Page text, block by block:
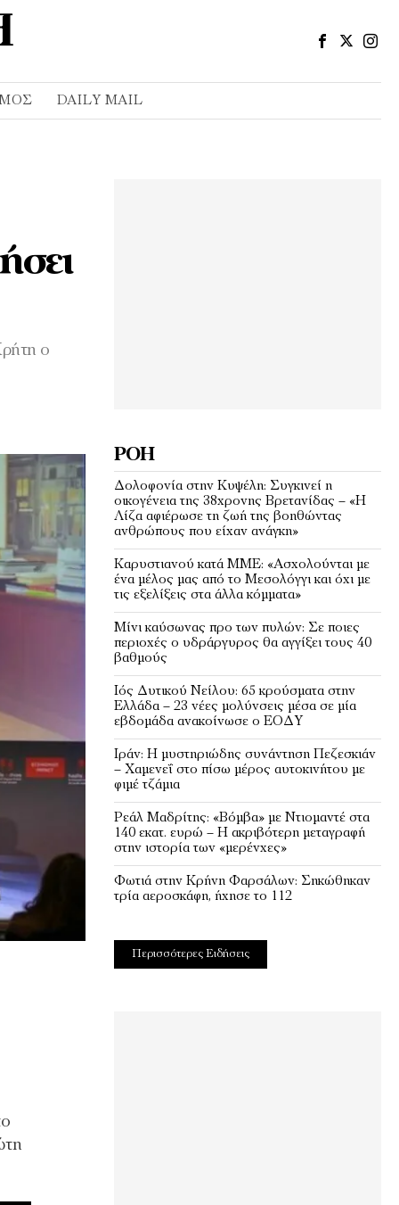
DAILY MAIL
ο
ΡΟΉ
Δολοφονία στην Κυψέλη: Συγκινεί η
οικογένεια της 38χρονης Βρετανίδας – «Η
Λίζα αφιέρωσε τη ζωή της βοηθώντας
ανθρώπους που είχαν ανάγκη»
Καρυστιανού κατά ΜΜΕ: «Ασχολούνται με
ένα μέλος μας από το Μεσολόγγι και όχι με
τις εξελίξεις στα άλλα κόμματα»
Μίνι καύσωνας προ των πυλών: Σε ποιες
περιοχές ο υδράργυρος θα αγγίξει τους 40
βαθμούς
Ιός Δυτικού Νείλου: 65 κρούσματα στην
Ελλάδα – 23 νέες μολύνσεις μέσα σε μία
εβδομάδα ανακοίνωσε ο ΕΟΔΥ
Ιράν: Η μυστηριώδης συνάντηση Πεζεσκιάν
– Χαμενεΐ στο πίσω μέρος αυτοκινήτου με
φιμέ τζάμια
Ρεάλ Μαδρίτης: «Βόμβα» με Ντιομαντέ στα
140 εκατ. ευρώ – Η ακριβότερη μεταγραφή
στην ιστορία των «μερένχες»
Φωτιά στην Κρήνη Φαρσάλων: Σηκώθηκαν
τρία αεροσκάφη, ήχησε το 112
Περισσότερες Ειδήσεις